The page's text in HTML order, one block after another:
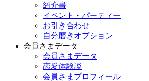
紹介書
イベント・パーティー
お引き合わせ
自分磨きオプション
会員さまデータ
会員さまデータ
恋愛体験談
会員さまプロフィール